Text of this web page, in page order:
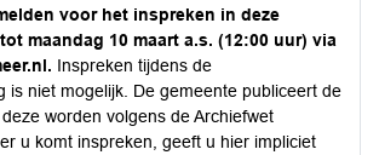
voor het inspreken in deze
maandag 10 maart a.s. (12:00 uur) via
Inspreken tijdens de
is niet mogelijk. De gemeente publiceert de
worden volgens de Archiefwet
u komt inspreken, geeft u hier impliciet